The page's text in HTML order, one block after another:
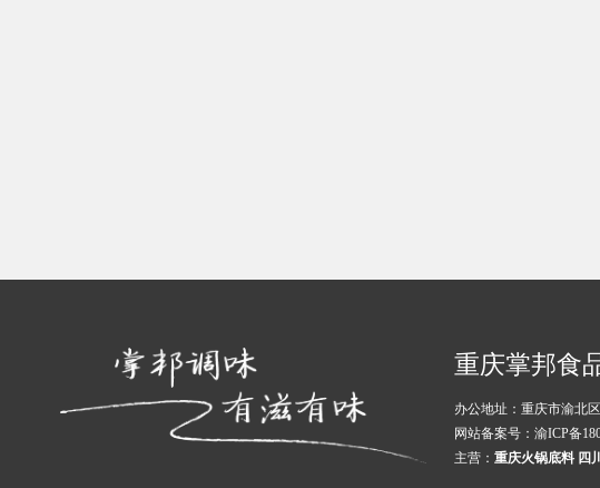
重庆掌邦食
办公地址：重庆市渝北
网站备案号： 渝ICP备
主营： 重庆火锅底料 四